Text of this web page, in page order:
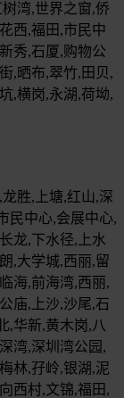
湾,世界之窗,侨
西,福田,市民中
秀,石厦,购物公
,晒布,翠竹,田贝,
,横岗,永湖,荷坳,
胜,上塘,红山,深
民中心,会展中心,
龙,下水径,上水
,大学城,西丽,留
海,前海湾,西丽,
庙,上沙,沙尾,石
,华新,黄木岗,八
湾,深圳湾公园,
林,孖岭,银湖,泥
西村,文锦,福田,